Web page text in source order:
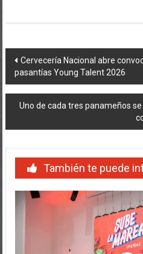
de
entradas
pasantías Young Talent 2026
Uno de cada tres panameños